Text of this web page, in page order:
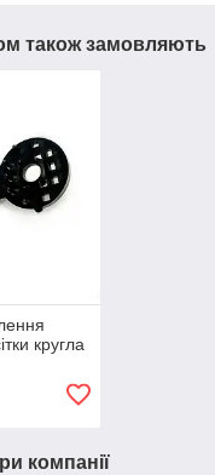
також замовляють
кругла
компанії